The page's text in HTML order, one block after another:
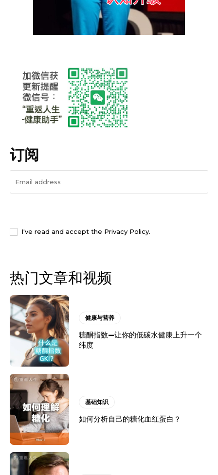
订阅
I've read and accept the Privacy Policy.
热门文章和视频
健康与营养
糖酮指数—让你的低碳水健康上升一个
纬度
基础知识
如何分析自己的糖化血红蛋白？